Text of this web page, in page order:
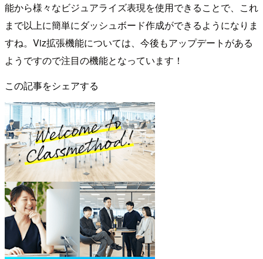
能から様々なビジュアライズ表現を使用できることで、これ
まで以上に簡単にダッシュボード作成ができるようになりま
すね。Viz拡張機能については、今後もアップデートがある
ようですので注目の機能となっています！
この記事をシェアする